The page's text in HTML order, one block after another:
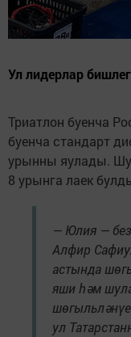
Ул лидерлар
Триатлон буенча
буенча стандарт
урынны яулады.
8 урынга лаек
— Юлия —
Алфир
астында
яши һәм
ул